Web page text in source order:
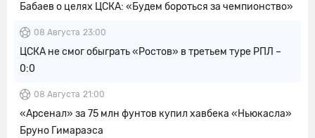
Бабаев о целях ЦСКА: «Будем бороться за чемпионство»
08 Августа 23:00
ЦСКА не смог обыграть «Ростов» в третьем туре РПЛ –
0:0
08 Августа 21:00
«Арсенал» за 75 млн фунтов купил хавбека «Ньюкасла»
Бруно Гимараэса